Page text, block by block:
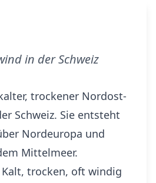
in der Schweiz
trockener Nordost-
Schweiz. Sie entsteht
Nordeuropa und
Mittelmeer.
Kalt, trocken, oft windig